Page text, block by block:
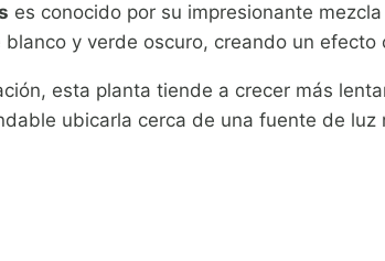
es conocido por su impresionante
y verde oscuro, creando un efecto
esta planta tiende a crecer más
ubicarla cerca de una fuente de